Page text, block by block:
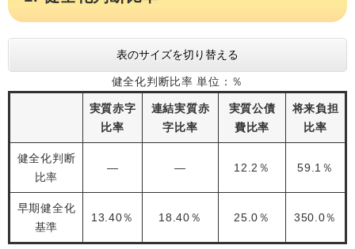
表のサイズを切り替える
健全化判断比率 単位：％
実質赤字
比率
連結実質赤
字比率
実質公債
費比率
将来負担
比率
健全化判断
比率
― ― 12.2％ 59.1％
早期健全化
基準
13.40％ 18.40％ 25.0％ 350.0％